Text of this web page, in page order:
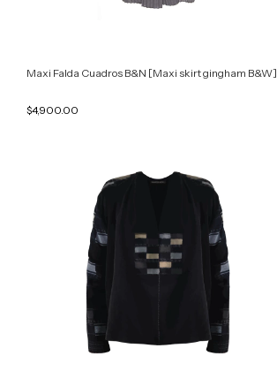
Maxi Falda Cuadros B&N [Maxi skirt gingham B&W]
$4,900.00